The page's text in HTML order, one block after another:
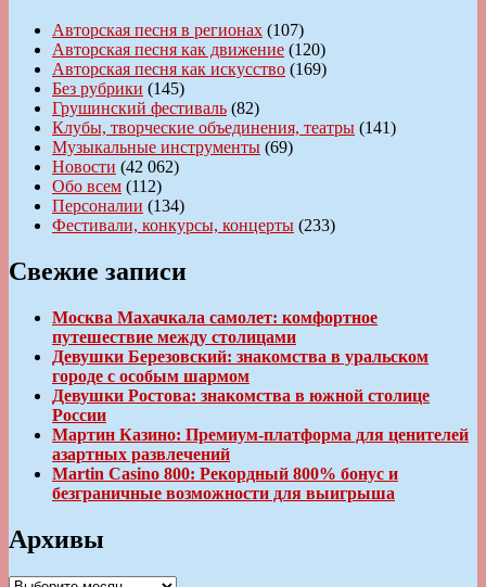
Авторская песня в регионах (107)
Авторская песня как движение (120)
Авторская песня как искусство (169)
Без рубрики (145)
Грушинский фестиваль (82)
Клубы, творческие объединения, театры (141)
Музыкальные инструменты (69)
Новости (42 062)
Обо всем (112)
Персоналии (134)
Фестивали, конкурсы, концерты (233)
Свежие записи
Москва Махачкала самолет: комфортное
путешествие между столицами
Девушки Березовский: знакомства в уральском
городе с особым шармом
Девушки Ростова: знакомства в южной столице
России
Мартин Казино: Премиум-платформа для ценителей
азартных развлечений
Martin Casino 800: Рекордный 800% бонус и
безграничные возможности для выигрыша
Архивы